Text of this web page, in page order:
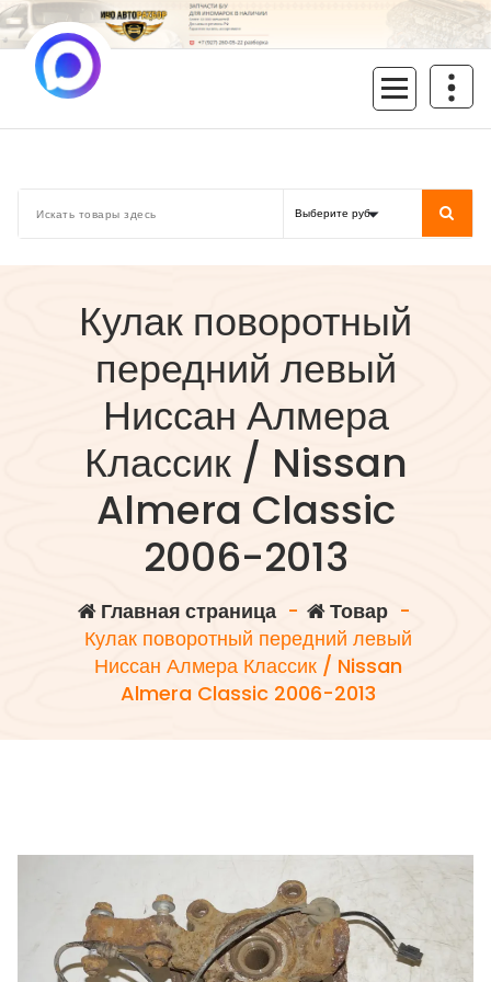
Перейти
к
содержимому
Кулак поворотный
передний левый
Ниссан Алмера
Классик / Nissan
Almera Classic
2006-2013
Главная страница- Товар-
Кулак поворотный передний левый
Ниссан Алмера Классик / Nissan
Almera Classic 2006-2013